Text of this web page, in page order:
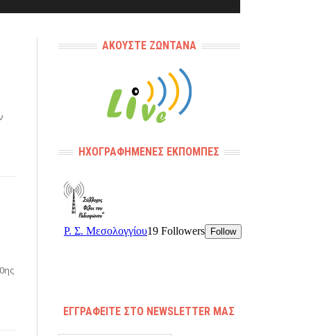
ΑΚΟΎΣΤΕ ΖΩΝΤΑΝΆ
ΗΧΟΓΡΑΦΗΜΈΝΕΣ ΕΚΠΟΜΠΈΣ
ΕΓΓΡΑΦΕΊΤΕ ΣΤΟ NEWSLETTER ΜΑΣ